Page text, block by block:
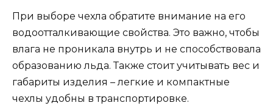
При выборе чехла обратите внимание на его
водоотталкивающие свойства. Это важно, чтобы
влага не проникала внутрь и не способствовала
образованию льда. Также стоит учитывать вес и
габариты изделия – легкие и компактные
чехлы удобны в транспортировке.